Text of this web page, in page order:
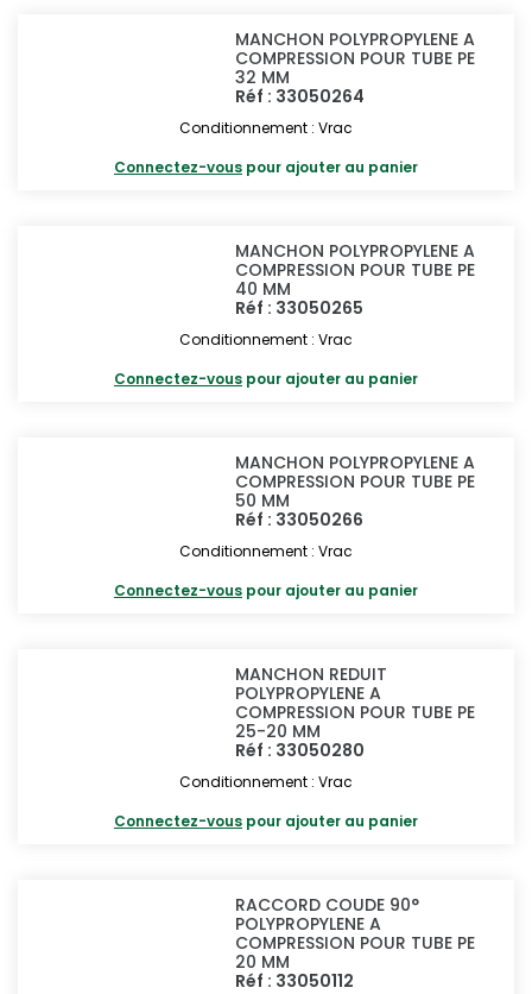
MANCHON POLYPROPYLENE A
COMPRESSION POUR TUBE PE
32 MM
Réf : 33050264
Conditionnement : Vrac
Connectez-vous pour ajouter au panier
MANCHON POLYPROPYLENE A
COMPRESSION POUR TUBE PE
40 MM
Réf : 33050265
Conditionnement : Vrac
Connectez-vous pour ajouter au panier
MANCHON POLYPROPYLENE A
COMPRESSION POUR TUBE PE
50 MM
Réf : 33050266
Conditionnement : Vrac
Connectez-vous pour ajouter au panier
MANCHON REDUIT
POLYPROPYLENE A
COMPRESSION POUR TUBE PE
25-20 MM
Réf : 33050280
Conditionnement : Vrac
Connectez-vous pour ajouter au panier
RACCORD COUDE 90°
POLYPROPYLENE A
COMPRESSION POUR TUBE PE
20 MM
Réf : 33050112